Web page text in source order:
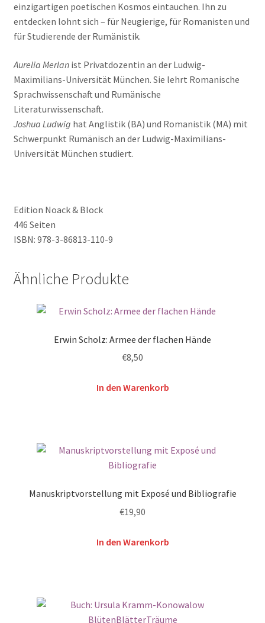
einzigartigen poetischen Kosmos eintauchen. Ihn zu
entdecken lohnt sich – für Neugierige, für Romanisten und
für Studierende der Rumänistik.
Aurelia Merlanist Privatdozentin an der Ludwig-
Maximilians-Universität München. Sie lehrt Romanische
Sprachwissenschaft und Rumänische
Literaturwissenschaft.
Joshua Ludwig hat Anglistik (BA) und Romanistik (MA) mit
Schwerpunkt Rumänisch an der Ludwig-Maximilians-
Universität München studiert.
Edition Noack & Block
446 Seiten
ISBN: 978-3-86813-110-9
Ähnliche Produkte
Erwin Scholz: Armee der flachen Hände
€8,50
In den Warenkorb
Manuskriptvorstellung mit Exposé und Bibliografie
€19,90
In den Warenkorb